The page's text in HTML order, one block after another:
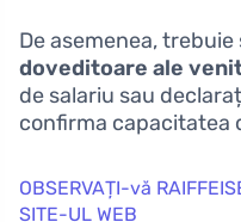
De asemenea,
doveditoare ale
de salariu sau
confirma capacitatea
OBSERVAȚI-vă
SITE-UL WEB